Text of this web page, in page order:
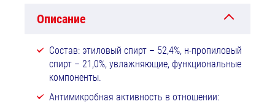
Описание
Состав: этиловый спирт – 52,4%, н-пропиловый
спирт – 21,0%, увлажняющие, функциональные
компоненты.
Антимикробная активность в отношении: